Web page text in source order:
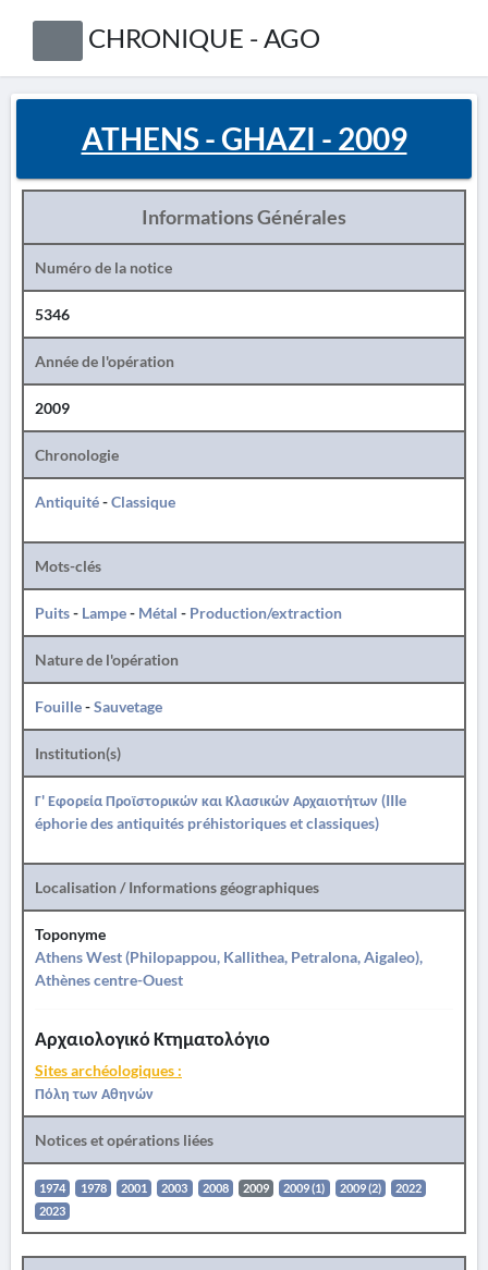
CHRONIQUE - AGO
ATHENS - GHAZI - 2009
Informations Générales
Numéro de la notice
5346
Année de l'opération
2009
Chronologie
Antiquité-Classique
Mots-clés
Puits- Lampe- Métal - Production/extraction
Nature de l'opération
Fouille-Sauvetage
Institution(s)
Γ' Εφορεία Προϊστορικών και Κλασικών Αρχαιοτήτων (IIIe
éphorie des antiquités préhistoriques et classiques)
Localisation / Informations géographiques
Toponyme
Athens West (Philopappou, Kallithea, Petralona, Aigaleo),
Athènes centre-Ouest
Αρχαιολογικό Κτηματολόγιο
Sites archéologiques :
Πόλη των Αθηνών
Notices et opérations liées
1974 1978 2001 2003 2008 2009 2009 (1) 2009 (2)
2022
2023